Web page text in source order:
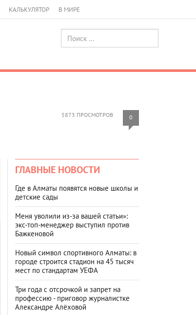
КАЛЬКУЛЯТОР В МИРЕ
5873 ПРОСМОТРОВ 0
ГЛАВНЫЕ НОВОСТИ
Где в Алматы появятся новые школы и
детские сады
Меня уволили из-за вашей статьи»:
экс-топ-менеджер выступил против
Бажкеновой
Новый символ спортивного Алматы: в
городе строится стадион на 45 тысяч
мест по стандартам УЕФА
Три года с отсрочкой и запрет на
профессию - приговор журналистке
Александре Алёховой